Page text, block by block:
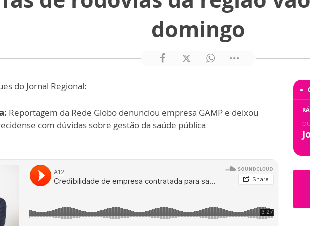
domingo
do Jornal Regional:
Reportagem da Rede Globo denunciou empresa GAMP e deixou
com dúvidas sobre gestão da saúde pública